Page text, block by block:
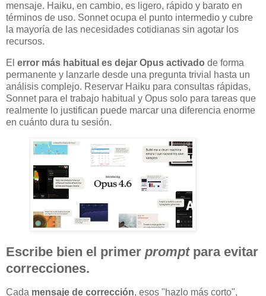
mensaje. Haiku, en cambio, es ligero, rápido y barato en
términos de uso. Sonnet ocupa el punto intermedio y cubre
la mayoría de las necesidades cotidianas sin agotar los
recursos.
El error más habitual es dejar Opus activado de forma
permanente y lanzarle desde una pregunta trivial hasta un
análisis complejo. Reservar Haiku para consultas rápidas,
Sonnet para el trabajo habitual y Opus solo para tareas que
realmente lo justifican puede marcar una diferencia enorme
en cuánto dura tu sesión.
Escribe bien el primer promptpara evitar
correcciones.
Cada mensaje de corrección, esos "hazlo más corto",